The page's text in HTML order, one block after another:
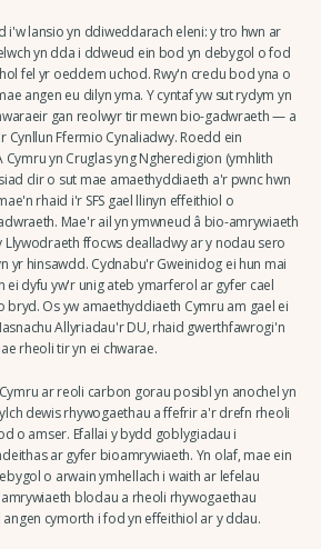
i'w lansio yn ddiweddarach eleni: y tro hwn ar
yn dda i ddweud ein bod yn debygol o fod
fel yr oeddem uchod. Rwy'n credu bod yna o
angen eu dilyn yma. Y cyntaf yw sut rydym yn
gan reolwyr tir mewn bio-gadwraeth — a
Cynllun Ffermio Cynaliadwy. Roedd ein
yn Cruglas yng Ngheredigion (ymhlith
clir o sut mae amaethyddiaeth a'r pwnc hwn
rhaid i'r SFS gael llinyn effeithiol o
Mae'r ail yn ymwneud â bio-amrywiaeth
Llywodraeth ffocws dealladwy ar y nodau sero
yr hinsawdd. Cydnabu'r Gweinidog ei hun mai
ei dyfu yw'r unig ateb ymarferol ar gyfer cael
bryd. Os yw amaethyddiaeth Cymru am gael ei
Allyriadau'r DU, rhaid gwerthfawrogi'n
rheoli tir yn ei chwarae.
ar reoli carbon gorau posibl yn anochel yn
dewis rhywogaethau a ffefrir a'r drefn rheoli
o amser. Efallai y bydd goblygiadau i
ar gyfer bioamrywiaeth. Yn olaf, mae ein
o arwain ymhellach i waith ar lefelau
blodau a rheoli rhywogaethau
cymorth i fod yn effeithiol ar y ddau.